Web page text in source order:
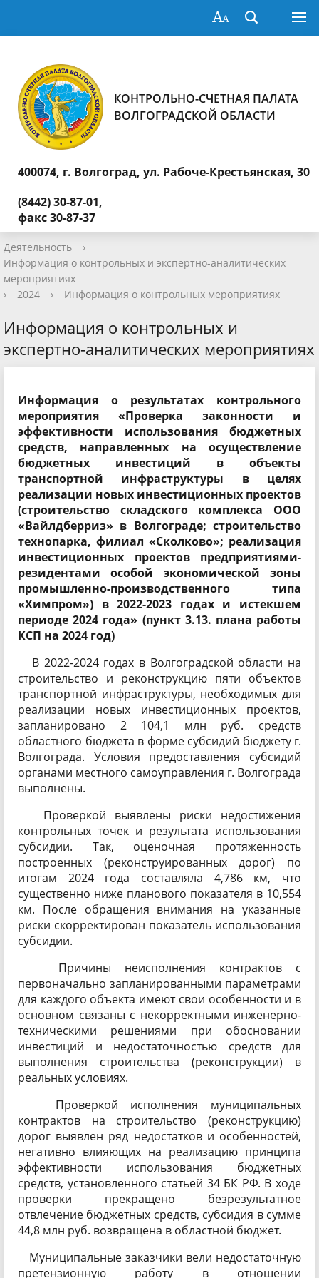
КОНТРОЛЬНО-СЧЕТНАЯ ПАЛАТА
ВОЛГОГРАДСКОЙ ОБЛАСТИ
400074, г. Волгоград, ул. Рабоче-Крестьянская, 30
(8442) 30-87-01,
факс 30-87-37
Деятельность
›
Информация о контрольных и экспертно-аналитических
мероприятиях
›
2024 › Информация о контрольных мероприятиях
Информация о контрольных и
экспертно-аналитических мероприятиях
Информация о результатах контрольного
мероприятия «Проверка законности и
эффективности использования бюджетных
средств, направленных на осуществление
бюджетных инвестиций в объекты
транспортной инфраструктуры в целях
реализации новых инвестиционных проектов
(строительство складского комплекса ООО
«Вайлдберриз» в Волгограде; строительство
технопарка, филиал «Сколково»; реализация
инвестиционных проектов предприятиями-
резидентами особой экономической зоны
промышленно-производственного типа
«Химпром») в 2022-2023 годах и истекшем
периоде 2024 года» (пункт 3.13. плана работы
КСП на 2024 год)
В 2022-2024 годах в Волгоградской области на
строительство и реконструкцию пяти объектов
транспортной инфраструктуры, необходимых для
реализации новых инвестиционных проектов,
запланировано 2 104,1 млн руб. средств
областного бюджета в форме субсидий бюджету г.
Волгограда. Условия предоставления субсидий
органами местного самоуправления г. Волгограда
выполнены.
Проверкой выявлены риски недостижения
контрольных точек и результата использования
субсидии. Так, оценочная протяженность
построенных (реконструированных дорог) по
итогам 2024 года составляла 4,786 км, что
существенно ниже планового показателя в 10,554
км. После обращения внимания на указанные
риски скорректирован показатель использования
субсидии.
Причины неисполнения контрактов с
первоначально запланированными параметрами
для каждого объекта имеют свои особенности и в
основном связаны с некорректными инженерно-
техническими решениями при обосновании
инвестиций и недостаточностью средств для
выполнения строительства (реконструкции) в
реальных условиях.
Проверкой исполнения муниципальных
контрактов на строительство (реконструкцию)
дорог выявлен ряд недостатков и особенностей,
негативно влияющих на реализацию принципа
эффективности использования бюджетных
средств, установленного статьей 34 БК РФ. В ходе
проверки прекращено безрезультатное
отвлечение бюджетных средств, субсидия в сумме
44,8 млн руб. возвращена в областной бюджет.
Муниципальные заказчики вели недостаточную
претензионную работу в отношении